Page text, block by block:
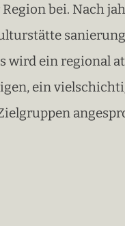
bei. Nach
wird ein regional
ein